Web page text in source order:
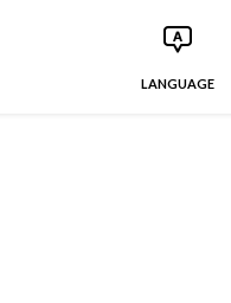
LANGUAGE